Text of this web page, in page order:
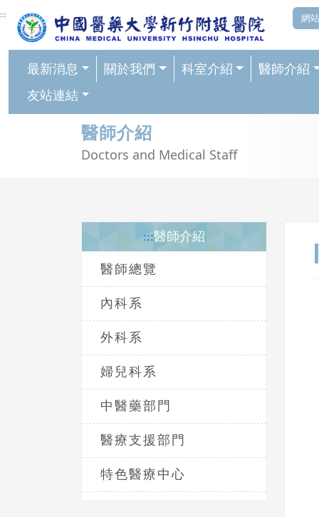
網頁頂端重要消息及連結
::: 網
最新消息 關於我們 科室介紹
醫師介紹
友站連結
醫師介紹
Doctors and Medical Staff
:::醫師介紹
醫師總覽
內科系
外科系
婦兒科系
中醫藥部門
醫療支援部門
特色醫療中心